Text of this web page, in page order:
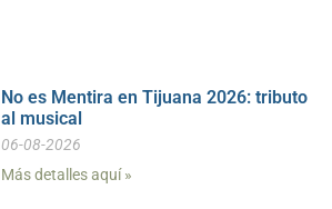
No es Mentira en Tijuana 2026: tributo
al musical
06-08-2026
Más detalles aquí »